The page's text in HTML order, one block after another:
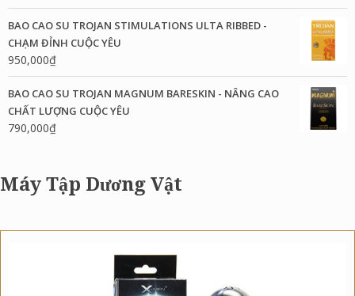
BAO CAO SU TROJAN STIMULATIONS ULTA RIBBED -
CHẠM ĐỈNH CUỘC YÊU
950,000₫
BAO CAO SU TROJAN MAGNUM BARESKIN - NÂNG CAO
CHẤT LƯỢNG CUỘC YÊU
790,000₫
Máy Tập Dương Vật